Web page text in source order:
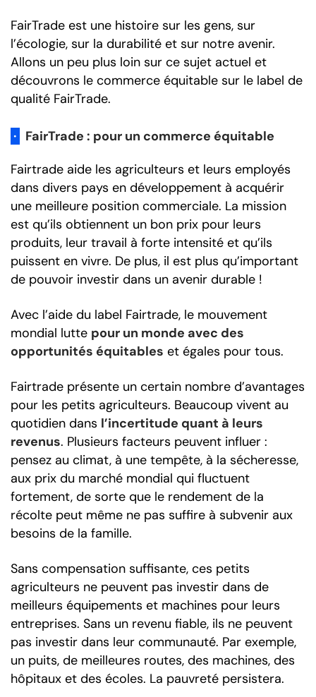
FairTrade est une histoire sur les gens, sur
l’écologie, sur la durabilité et sur notre avenir.
Allons un peu plus loin sur ce sujet actuel et
découvrons le commerce équitable sur le label de
qualité FairTrade.
· FairTrade : pour un commerce équitable
Fairtrade aide les agriculteurs et leurs employés
dans divers pays en développement à acquérir
une meilleure position commerciale. La mission
est qu’ils obtiennent un bon prix pour leurs
produits, leur travail à forte intensité et qu’ils
puissent en vivre. De plus, il est plus qu’important
de pouvoir investir dans un avenir durable !
Avec l’aide du label Fairtrade, le mouvement
mondial lutte pour un monde avec des
opportunités équitables et égales pour tous.
Fairtrade présente un certain nombre d’avantages
pour les petits agriculteurs. Beaucoup vivent au
quotidien dans l’incertitude quant à leurs
revenus. Plusieurs facteurs peuvent influer :
pensez au climat, à une tempête, à la sécheresse,
aux prix du marché mondial qui fluctuent
fortement, de sorte que le rendement de la
récolte peut même ne pas suffire à subvenir aux
besoins de la famille.
Sans compensation suffisante, ces petits
agriculteurs ne peuvent pas investir dans de
meilleurs équipements et machines pour leurs
entreprises. Sans un revenu fiable, ils ne peuvent
pas investir dans leur communauté. Par exemple,
un puits, de meilleures routes, des machines, des
hôpitaux et des écoles. La pauvreté persistera.